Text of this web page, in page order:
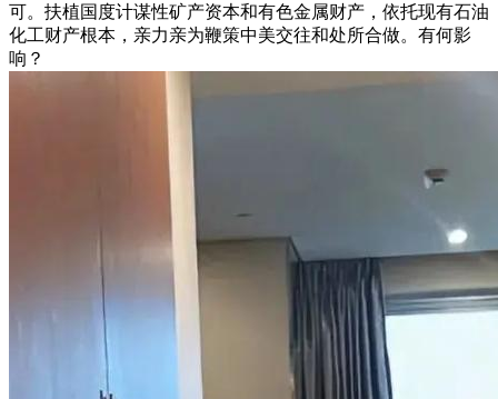
可。扶植国度计谋性矿产资本和有色金属财产，依托现有石油
化工财产根本，亲力亲为鞭策中美交往和处所合做。有何影
响？